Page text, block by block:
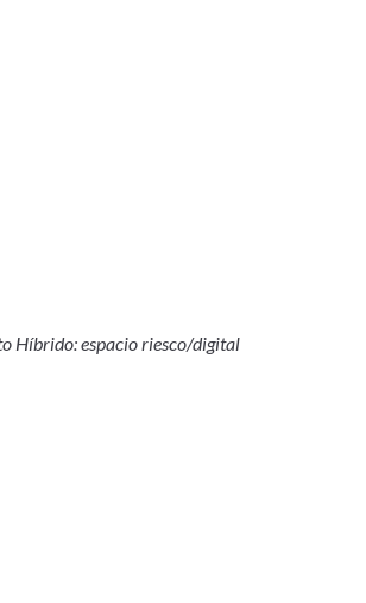
Híbrido: espacio riesco/digital